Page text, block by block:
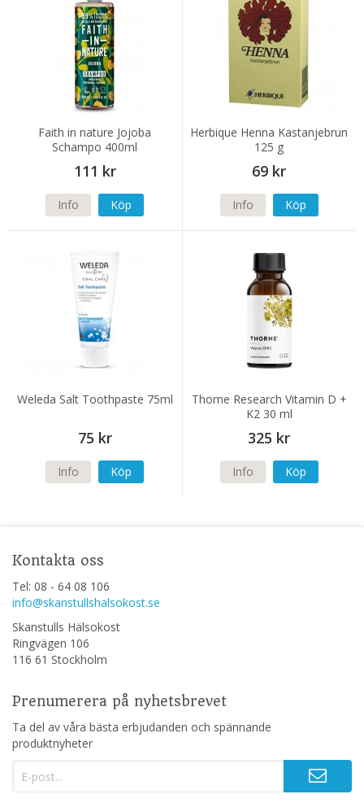
Faith in nature Jojoba
Schampo 400ml
111 kr
Info Köp
Herbique Henna Kastanjebrun
125 g
69 kr
Info Köp
Weleda Salt Toothpaste 75ml
75 kr
Info Köp
Thorne Research Vitamin D +
K2 30 ml
325 kr
Info Köp
Kontakta oss
Tel: 08 - 64 08 106
info@skanstullshalsokost.se
Skanstulls Hälsokost
Ringvägen 106
116 61 Stockholm
Prenumerera på nyhetsbrevet
Ta del av våra bästa erbjudanden och spännande
produktnyheter